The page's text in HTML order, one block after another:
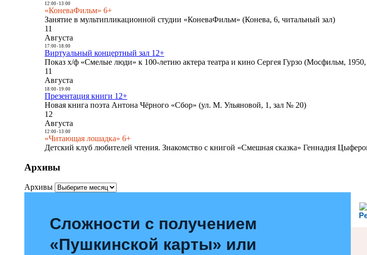
12:00- 13:00
«КоневаФильм» 6+
Занятие в мультипликационной студии «КоневаФильм» (Конева, 6, читальный зал)
11
Августа
17:00- 18:00
Виртуальный концертный зал 12+
Показ х/ф «Смелые люди» к 100-летию актера театра и кино Сергея Гурзо (Мосфильм,
11
Августа
18:00- 19:00
Презентация книги 12+
Новая книга поэта Антона Чёрного «Сбор» (ул. М. Ульяновой, 1, зал № 20)
12
Августа
12:00- 13:00
«Читающая лошадка» 6+
Детский клуб любителей чтения. Знакомство с книгой «Смешная сказка» Геннадия
Архивы
Архивы
Сложности с получением
«Пушкинской карты» или